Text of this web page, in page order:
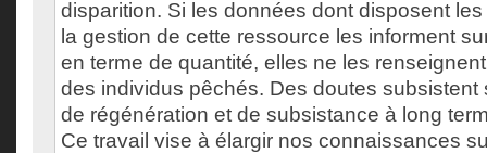
disparition. Si les données dont disposent
la gestion de cette ressource les informent
en terme de quantité, elles ne les
des individus pêchés. Des doutes subsistent
de régénération et de subsistance à long
Ce travail vise à élargir nos connaissances